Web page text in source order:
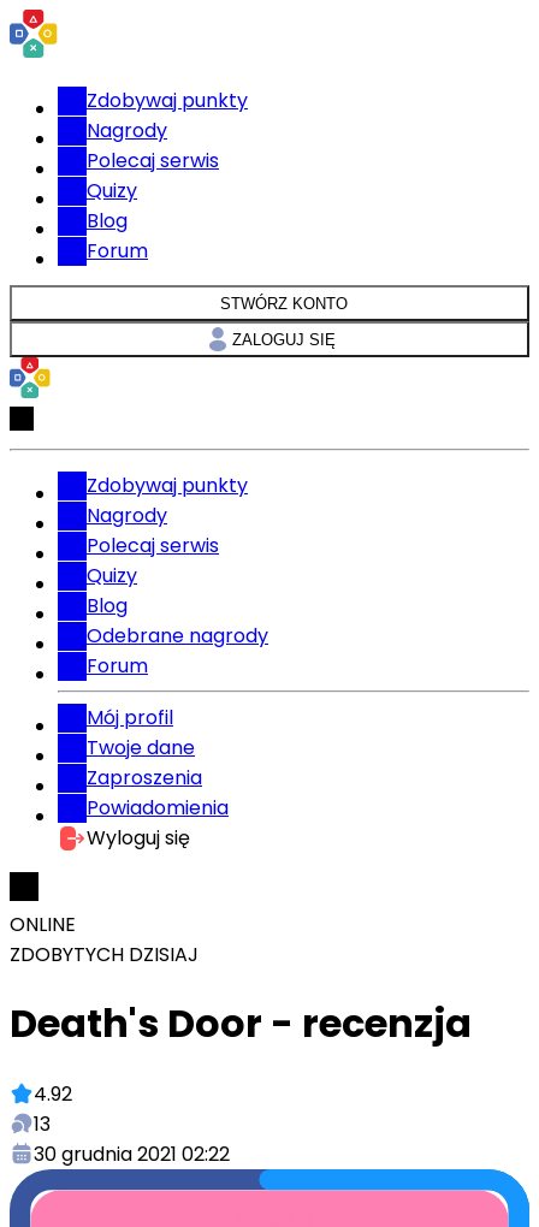
Zdobywaj punkty
Nagrody
Polecaj serwis
Quizy
Blog
Forum
STWÓRZ KONTO
ZALOGUJ SIĘ
Zdobywaj punkty
Nagrody
Polecaj serwis
Quizy
Blog
Odebrane nagrody
Forum
Mój profil
Twoje dane
Zaproszenia
Powiadomienia
Wyloguj się
ONLINE
ZDOBYTYCH DZISIAJ
Death's Door - recenzja
4.92
13
30 grudnia 2021 02:22